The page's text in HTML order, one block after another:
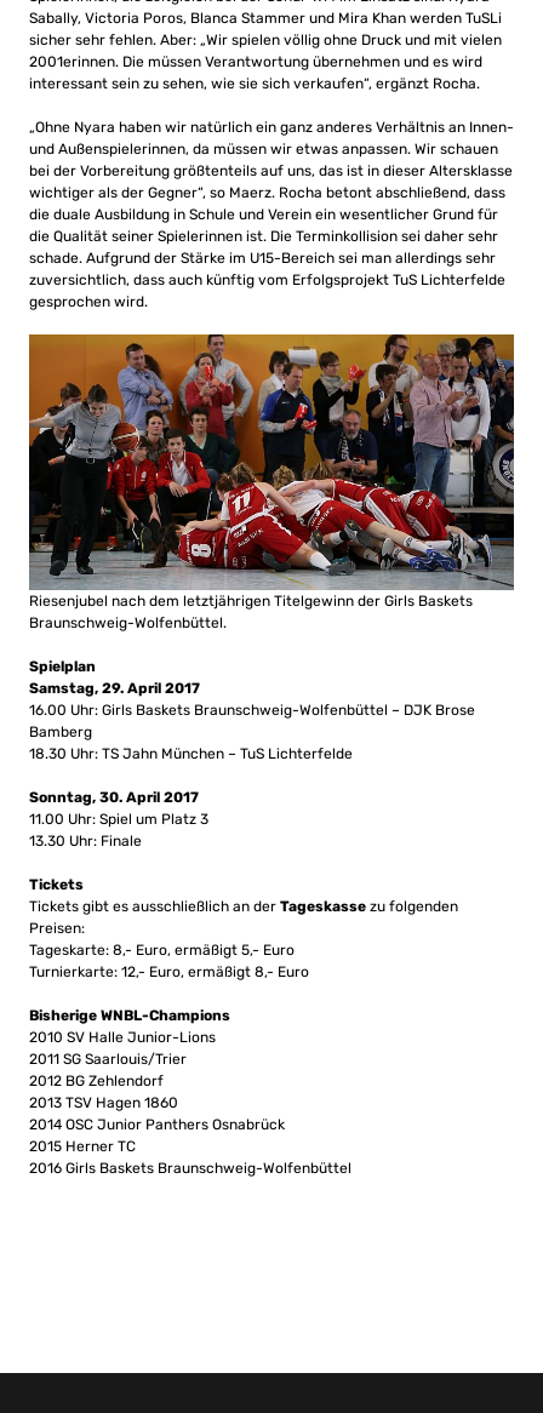
Sabally, Victoria Poros, Blanca Stammer und Mira Khan werden TuSLi
sicher sehr fehlen. Aber: „Wir spielen völlig ohne Druck und mit vielen
2001erinnen. Die müssen Verantwortung übernehmen und es wird
interessant sein zu sehen, wie sie sich verkaufen“, ergänzt Rocha.
„Ohne Nyara haben wir natürlich ein ganz anderes Verhältnis an Innen-
und Außenspielerinnen, da müssen wir etwas anpassen. Wir schauen
bei der Vorbereitung größtenteils auf uns, das ist in dieser Altersklasse
wichtiger als der Gegner“, so Maerz. Rocha betont abschließend, dass
die duale Ausbildung in Schule und Verein ein wesentlicher Grund für
die Qualität seiner Spielerinnen ist. Die Terminkollision sei daher sehr
schade. Aufgrund der Stärke im U15-Bereich sei man allerdings sehr
zuversichtlich, dass auch künftig vom Erfolgsprojekt TuS Lichterfelde
gesprochen wird.
Riesenjubel nach dem letztjährigen Titelgewinn der Girls Baskets
Braunschweig-Wolfenbüttel.
Spielplan
Samstag, 29. April 2017
16.00 Uhr: Girls Baskets Braunschweig-Wolfenbüttel – DJK Brose
Bamberg
18.30 Uhr: TS Jahn München – TuS Lichterfelde
Sonntag, 30. April 2017
11.00 Uhr: Spiel um Platz 3
13.30 Uhr: Finale
Tickets
Tickets gibt es ausschließlich an der Tageskasse zu folgenden
Preisen:
Tageskarte: 8,- Euro, ermäßigt 5,- Euro
Turnierkarte: 12,- Euro, ermäßigt 8,- Euro
Bisherige WNBL-Champions
2010 SV Halle Junior-Lions
2011 SG Saarlouis/Trier
2012 BG Zehlendorf
2013 TSV Hagen 1860
2014 OSC Junior Panthers Osnabrück
2015 Herner TC
2016 Girls Baskets Braunschweig-Wolfenbüttel